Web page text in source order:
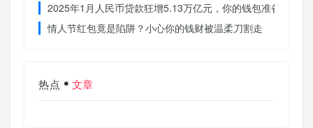
2025年1月人民币贷款狂增5.13万亿元，你的钱包准备好了吗
情人节红包竟是陷阱？小心你的钱财被温柔刀割走
热点 文章